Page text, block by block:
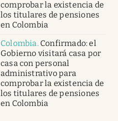
comprobar la existencia de
los titulares de pensiones
en Colombia
Colombia. Confirmado: el
Gobierno visitará casa por
casa con personal
administrativo para
comprobar la existencia de
los titulares de pensiones
en Colombia